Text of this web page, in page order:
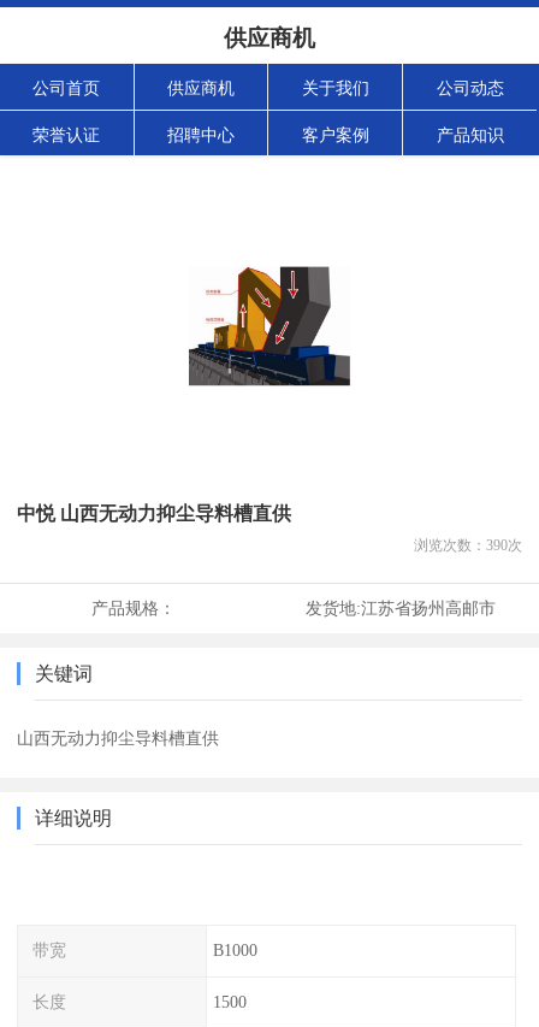
供应商机
公司首页 供应商机 关于我们 公司动态
荣誉认证 招聘中心 客户案例 产品知识
中悦 山西无动力抑尘导料槽直供
浏览次数： 390次
产品规格： 发货地:江苏省扬州高邮市
关键词
山西无动力抑尘导料槽直供
详细说明
带宽 B1000
长度 1500